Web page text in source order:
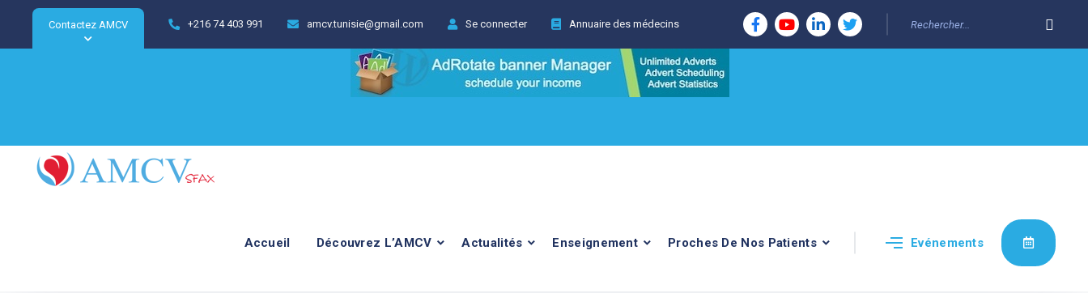
Contactez AMCV +216 74 403 991 amcv.tunisie@gmail.com Se connecter Annuaire des médecins
Accueil Découvrez L’AMCV Actualités Enseignement Proches De Nos Patients Evénements